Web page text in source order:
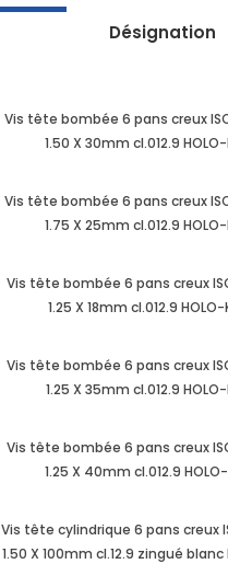
Désignation
Vis tête bombée 6 pans creux
1.50 X 30mm cl.012.9 HOLO-
Vis tête bombée 6 pans creux
1.75 X 25mm cl.012.9 HOLO-
Vis tête bombée 6 pans creux
1.25 X 18mm cl.012.9 HOLO-
Vis tête bombée 6 pans creux
1.25 X 35mm cl.012.9 HOLO-
Vis tête bombée 6 pans creux
1.25 X 40mm cl.012.9 HOLO-
Vis tête cylindrique 6 pans creux
1.50 X 100mm cl.12.9 zingué blanc